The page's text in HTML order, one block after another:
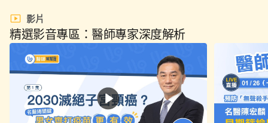
影片
精選影音專區：醫師專家深度解析